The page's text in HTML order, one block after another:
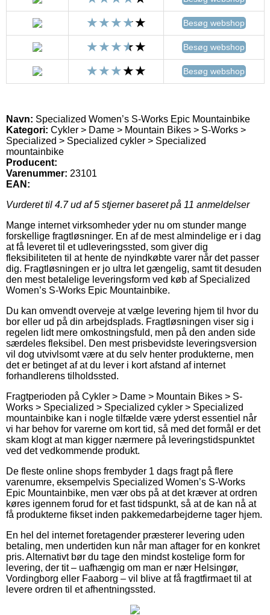
Besøg webshop
Besøg webshop
Besøg webshop
Navn: Specialized Women’s S-Works Epic Mountainbike
Kategori: Cykler > Dame > Mountain Bikes > S-Works >
Specialized > Specialized cykler > Specialized
mountainbike
Producent:
Varenummer: 23101
EAN:
Vurderet til 4.7ud af 5 stjerner baseret på 11 anmeldelser
Mange internet virksomheder yder nu om stunder mange
forskellige fragtløsninger. En af de mest almindelige er i dag
at få leveret til et udleveringssted, som giver dig
fleksibiliteten til at hente de nyindkøbte varer når det passer
dig. Fragtløsningen er jo ultra let gængelig, samt tit desuden
den mest betalelige leveringsform ved køb af Specialized
Women’s S-Works Epic Mountainbike.
Du kan omvendt overveje at vælge levering hjem til hvor du
bor eller ud på din arbejdsplads. Fragtløsningen viser sig i
regelen lidt mere omkostningsfuld, men på den anden side
særdeles fleksibel. Den mest prisbevidste leveringsversion
vil dog utvivlsomt være at du selv henter produkterne, men
det er betinget af at du lever i kort afstand af internet
forhandlerens tilholdssted.
Fragtperioden på Cykler > Dame > Mountain Bikes > S-
Works > Specialized > Specialized cykler > Specialized
mountainbike kan i nogle tilfælde være yderst essentiel når
vi har behov for varerne om kort tid, så med det formål er det
skam klogt at man kigger nærmere på leveringstidspunktet
ved det vedkommende produkt.
De fleste online shops frembyder 1 dags fragt på flere
varenumre, eksempelvis Specialized Women’s S-Works
Epic Mountainbike, men vær obs på at det kræver at ordren
køres igennem forud for et fast tidspunkt, så at de kan nå at
få produkterne fikset inden pakkemedarbejderne tager hjem.
En hel del internet foretagender præsterer levering uden
betaling, men undertiden kun når man aftager for en konkret
pris. Alternativt bør du tage den mindst kostelige form for
levering, der tit – uafhængig om man er nær Helsingør,
Vordingborg eller Faaborg – vil blive at få fragtfirmaet til at
levere ordren til et afhentningssted.